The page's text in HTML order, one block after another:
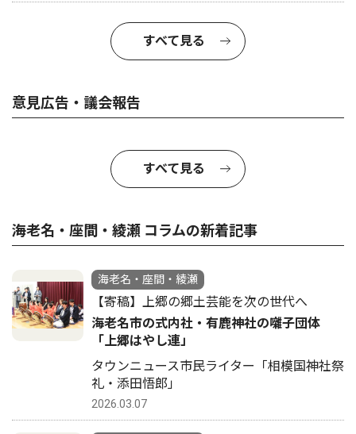
すべて見る
意見広告・議会報告
すべて見る
海老名・座間・綾瀬 コラムの新着記事
海老名・座間・綾瀬
【寄稿】上郷の郷土芸能を次の世代へ
海老名市の式内社・有鹿神社の囃子団体
「上郷はやし連」
タウンニュース市民ライター「相模国神社祭
礼・添田悟郎」
2026.03.07